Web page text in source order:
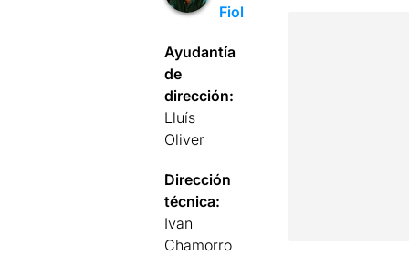
Fiol
Ayudantía
de
dirección:
Lluís
Oliver
Dirección
técnica:
Ivan
Chamorro